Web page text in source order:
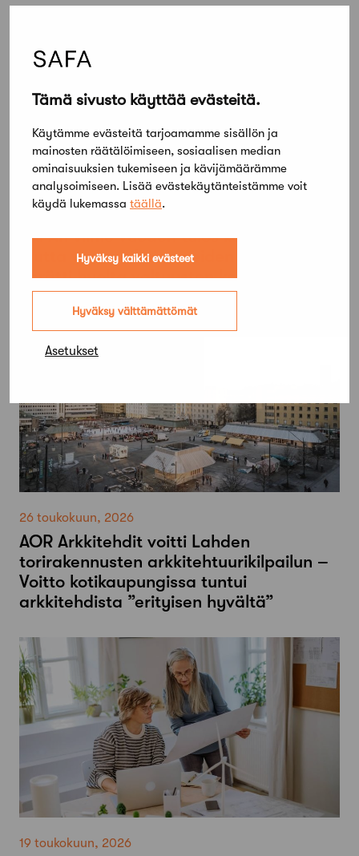
Tämä sivusto käyttää evästeitä.
Käytämme evästeitä tarjoamamme sisällön ja
mainosten räätälöimiseen, sosiaalisen median
ominaisuuksien tukemiseen ja kävijämäärämme
analysoimiseen. Lisää evästekäytänteistämme voit
käydä lukemassa täällä.
Hyväksy kaikki evästeet
Hyväksy välttämättömät
Asetukset
27 toukokuun, 2026
SAFAn viime vuoden tulos kohentui,
mutta vastavalmistuneiden tilanne
herätti huolta valtuuston kokouksessa
26 toukokuun, 2026
AOR Arkkitehdit voitti Lahden
torirakennusten arkkitehtuurikilpailun –
Voitto kotikaupungissa tuntui
arkkitehdista ”erityisen hyvältä”
19 toukokuun, 2026